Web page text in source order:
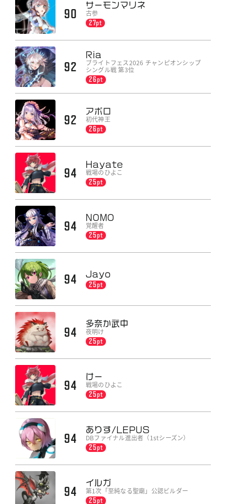
90
サーモンマリネ
古参
27pt
92
Ria
ブライトフェス2026 チャンピオンシップ
シングル戦 第3位
26pt
92
アポロ
初代神王
26pt
94
Hayate
戦場のひよこ
25pt
94
N0MO
覚醒者
25pt
94
Jayo
25pt
94
多奈か武中
夜明け
25pt
94
けー
戦場のひよこ
25pt
94
ありす/LEPUS
DBファイナル進出者（1stシーズン）
25pt
94
イルガ
第1次「至純なる聖廟」公認ビルダー
25pt